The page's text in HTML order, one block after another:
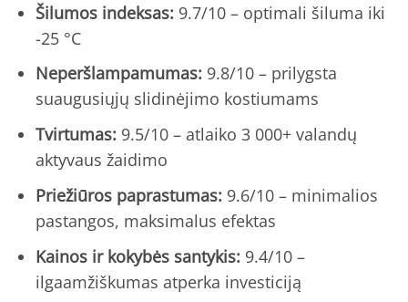
Šilumos indeksas: 9.7/10 – optimali šiluma iki
-25 °C
Neperšlampamumas: 9.8/10 – prilygsta
suaugusiųjų slidinėjimo kostiumams
Tvirtumas: 9.5/10 – atlaiko 3 000+ valandų
aktyvaus žaidimo
Priežiūros paprastumas: 9.6/10 – minimalios
pastangos, maksimalus efektas
Kainos ir kokybės santykis: 9.4/10 –
ilgaamžiškumas atperka investiciją